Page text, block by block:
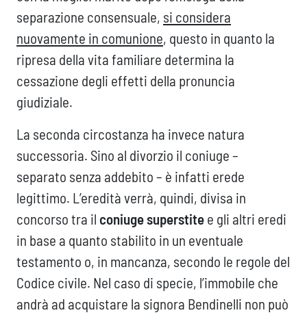
separazione consensuale, si considera
nuovamente in comunione, questo in quanto la
ripresa della vita familiare determina la
cessazione degli effetti della pronuncia
giudiziale.
La seconda circostanza ha invece natura
successoria. Sino al divorzio il coniuge –
separato senza addebito – è infatti erede
legittimo. L’eredità verrà, quindi, divisa in
concorso tra il coniuge superstite e gli altri eredi
in base a quanto stabilito in un eventuale
testamento o, in mancanza, secondo le regole del
Codice civile. Nel caso di specie, l’immobile che
andrà ad acquistare la signora Bendinelli non può